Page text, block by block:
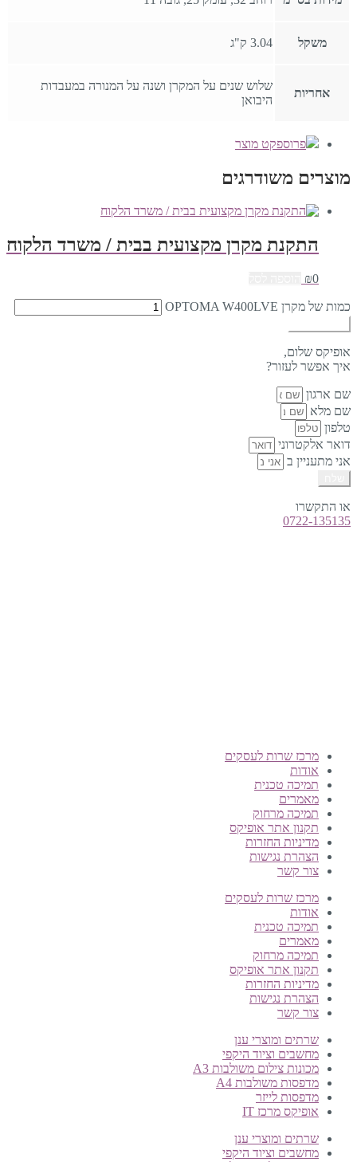
משקל 3.04 ק"ג
אחריות
שלוש שנים על המקרן ושנה על המנורה במעבדות
היבואן
פרוספקט מוצר
מוצרים משודרגים
התקנת מקרן מקצועית בבית / משרד הלקוח
₪0
כמות של מקרן OPTOMA W400LVE
אופיקס שלום,
איך אפשר לעזור?
שם ארגון
שם מלא
טלפון
דואר אלקטרוני
אני מתעניין ב
או התקשרו
0722-135135
מרכז שרות לעסקים
אודות
תמיכה טכנית
מאמרים
תמיכה מרחוק
תקנון אתר אופיקס
מדיניות החזרות
הצהרת נגישות
צור קשר
מרכז שרות לעסקים
אודות
תמיכה טכנית
מאמרים
תמיכה מרחוק
תקנון אתר אופיקס
מדיניות החזרות
הצהרת נגישות
צור קשר
שרתים ומוצרי ענן
מחשבים וציוד היקפי
מכונות צילום משולבות A3
מדפסות משולבות A4
מדפסות לייזר
אופיקס מרכז IT
שרתים ומוצרי ענן
מחשבים וציוד היקפי